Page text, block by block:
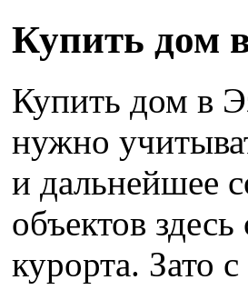
Купить дом
Купить дом в
нужно
и дальнейшее
объектов
курорта. Зато